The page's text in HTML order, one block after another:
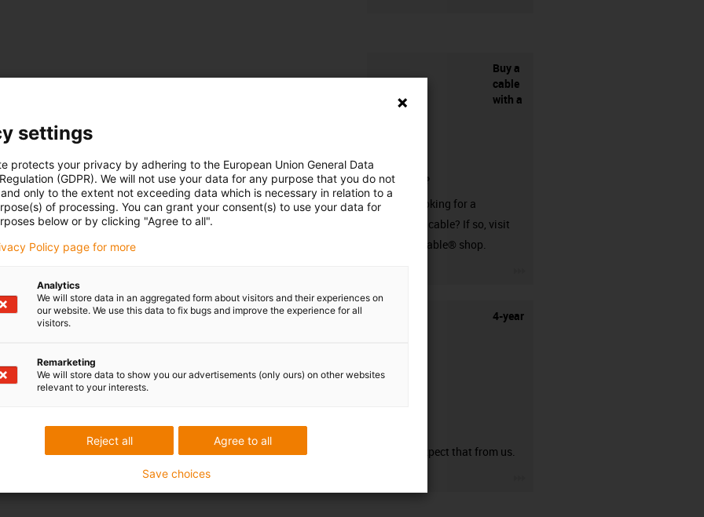
Buy a
cable
with a
connector?
Are you looking for a
harnessed cable? If so, visit
our readycable® shop.
4-year
You can expect that from us.
settings
protects your privacy by adhering to the European Union General Data
(GDPR). We will not use your data for any purpose that you do not
only to the extent not exceeding data which is necessary in relation to a
of processing. You can grant your consent(s) to use your data for
below or by clicking "Agree to all".
Policy page for more
Analytics
We will store data in an aggregated form about visitors and their experiences on
our website. We use this data to fix bugs and improve the experience for all
visitors.
Remarketing
We will store data to show you our advertisements (only ours) on other websites
relevant to your interests.
Agree to all
Reject all
Save choices